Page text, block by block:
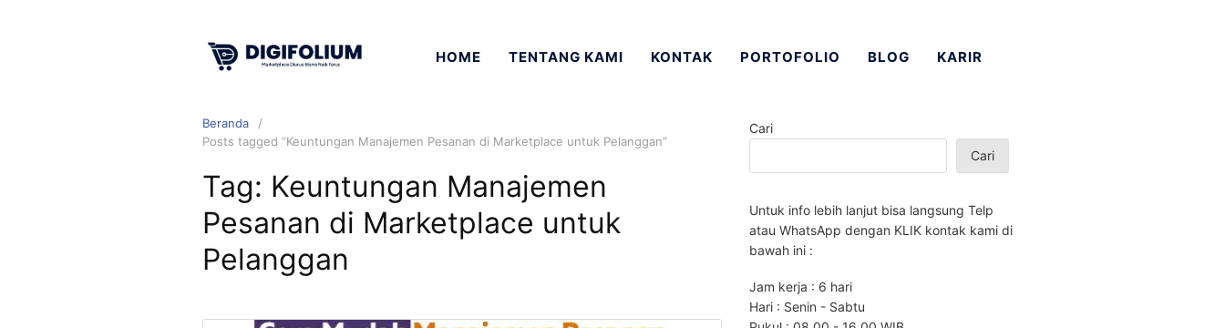
HOME TENTANG KAMI KONTAK PORTOFOLIO BLOG KARIR
Beranda
Posts tagged “Keuntungan Manajemen Pesanan di Marketplace untuk Pelanggan”
Tag: Keuntungan Manajemen
Pesanan di Marketplace untuk
Pelanggan
Cari
Cari
Untuk info lebih lanjut bisa langsung Telp
atau WhatsApp dengan KLIK kontak kami di
bawah ini :
Jam kerja : 6 hari
Hari : Senin - Sabtu